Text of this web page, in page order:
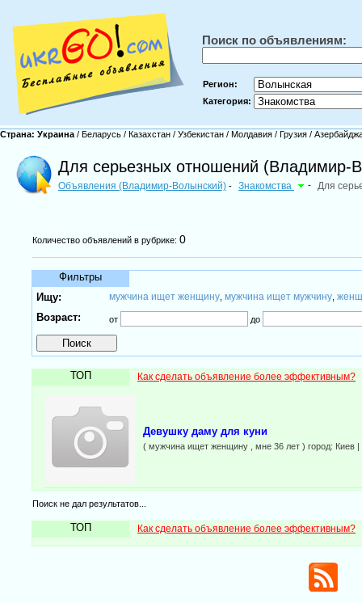
Поиск по объявлениям:
Регион:
Категория:
Страна: Украина / Беларусь / Казахстан / Узбекистан / Молдавия / Грузия /
Для серьезных отношений (Владимир-
Объявления (Владимир-Волынский) - Знакомства - Для
Количество объявлений в рубрике: 0
Фильтры
Ищу:
мужчина ищет женщину мужчина ищет мужчину
Возраст: от до
ТОП Как сделать объявление более эффективным?
Девушку даму для куни
( мужчина ищет женщину , мне 36 лет ) город: Киев |
Поиск не дал результатов...
ТОП Как сделать объявление более эффективным?